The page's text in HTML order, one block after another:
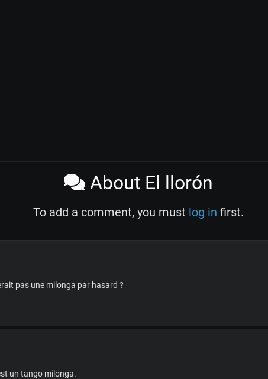
About El llorón
To add a comment, you must log in first.
pas une milonga par hasard ?
un tango milonga.